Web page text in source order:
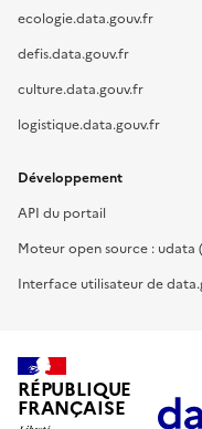
ecologie.data.gouv.fr
defis.data.gouv.fr
culture.data.gouv.fr
logistique.data.gouv.fr
Développement
API du portail
Moteur open source : udata
Interface utilisateur de
RÉPUBLIQUE
FRANÇAISE